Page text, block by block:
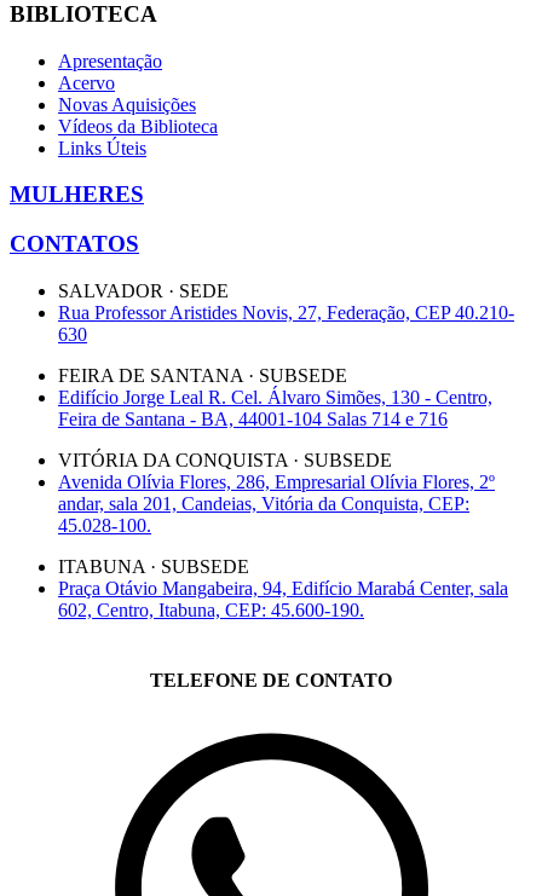
BIBLIOTECA
Apresentação
Acervo
Novas Aquisições
Vídeos da Biblioteca
Links Úteis
MULHERES
CONTATOS
SALVADOR · SEDE
Rua Professor Aristides Novis, 27, Federação, CEP 40.210-
630
FEIRA DE SANTANA · SUBSEDE
Edifício Jorge Leal R. Cel. Álvaro Simões, 130 - Centro,
Feira de Santana - BA, 44001-104 Salas 714 e 716
VITÓRIA DA CONQUISTA · SUBSEDE
Avenida Olívia Flores, 286, Empresarial Olívia Flores, 2º
andar, sala 201, Candeias, Vitória da Conquista, CEP:
45.028-100.
ITABUNA · SUBSEDE
Praça Otávio Mangabeira, 94, Edifício Marabá Center, sala
602, Centro, Itabuna, CEP: 45.600-190.
TELEFONE DE CONTATO